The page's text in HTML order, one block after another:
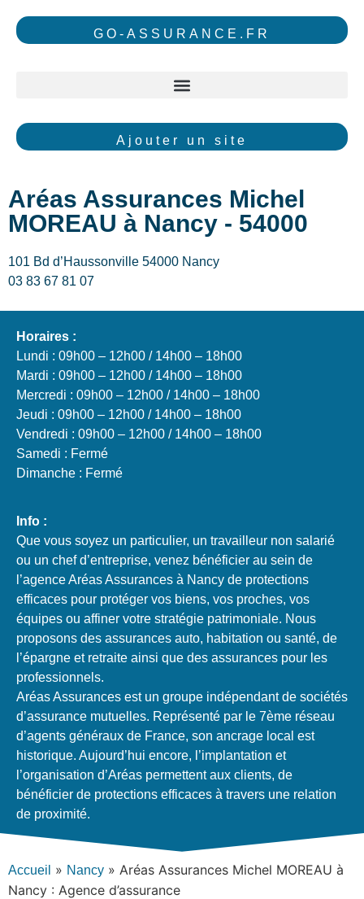
GO-ASSURANCE.FR
Ajouter un site
Aréas Assurances Michel
MOREAU à Nancy - 54000
101 Bd d’Haussonville 54000 Nancy
03 83 67 81 07
Horaires :
Lundi : 09h00 – 12h00 / 14h00 – 18h00
Mardi : 09h00 – 12h00 / 14h00 – 18h00
Mercredi : 09h00 – 12h00 / 14h00 – 18h00
Jeudi : 09h00 – 12h00 / 14h00 – 18h00
Vendredi : 09h00 – 12h00 / 14h00 – 18h00
Samedi : Fermé
Dimanche : Fermé
Info :
Que vous soyez un particulier, un travailleur non salarié
ou un chef d’entreprise, venez bénéficier au sein de
l’agence Aréas Assurances à Nancy de protections
efficaces pour protéger vos biens, vos proches, vos
équipes ou affiner votre stratégie patrimoniale. Nous
proposons des assurances auto, habitation ou santé, de
l’épargne et retraite ainsi que des assurances pour les
professionnels.
Aréas Assurances est un groupe indépendant de sociétés
d’assurance mutuelles. Représenté par le 7ème réseau
d’agents généraux de France, son ancrage local est
historique. Aujourd’hui encore, l’implantation et
l’organisation d’Aréas permettent aux clients, de
bénéficier de protections efficaces à travers une relation
de proximité.
Accueil » Nancy » Aréas Assurances Michel MOREAU à
Nancy : Agence d’assurance